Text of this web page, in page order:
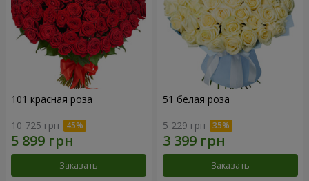
101 красная роза
10 725 грн
Заказать
51 белая роза
5 229 грн
Заказать